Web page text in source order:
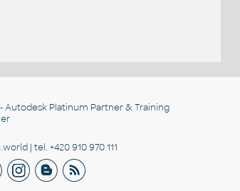
Autodesk Platinum Partner & Training
| tel. +420 910 970 111